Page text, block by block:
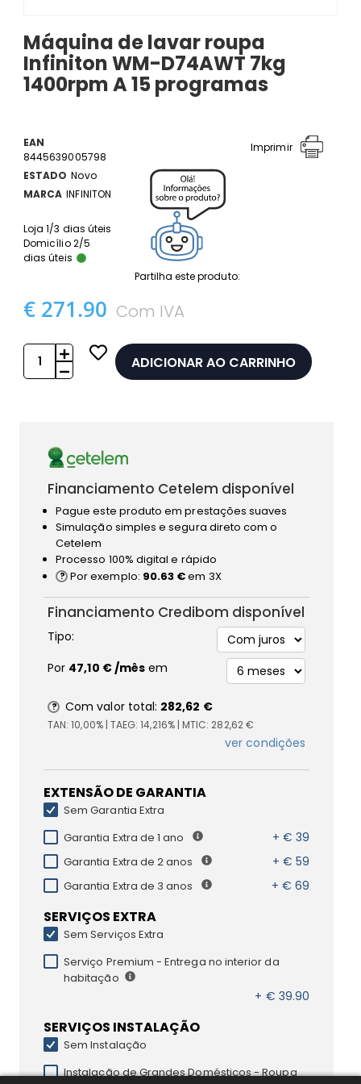
Máquina de lavar roupa
Infiniton WM-D74AWT 7kg
1400rpm A 15 programas
EAN
8445639005798
ESTADO Novo
MARCA INFINITON
Loja 1/3 dias úteis
Domicílio 2/5
dias úteis
Imprimir
Partilha este produto:
€ 271.90 Com IVA
ADICIONAR AO CARRINHO
Financiamento Cetelem disponível
Pague este produto em prestações suaves
Simulação simples e segura direto com o
Cetelem
Processo 100% digital e rápido
Por exemplo: 90.63 €em 3X
Financiamento Credibom disponível
Tipo:
Por 47,10 €/mês em
Com valor total: 282,62 €
TAN:10,00%| TAEG:14,216%| MTIC: 282,62 €
ver condições
EXTENSÃO DE GARANTIA
Sem Garantia Extra
Garantia Extra de 1 ano
+ € 39
Garantia Extra de 2 anos + € 59
Garantia Extra de 3 anos + € 69
SERVIÇOS EXTRA
Sem Serviços Extra
Serviço Premium - Entrega no interior da
habitação
+ € 39.90
SERVIÇOS INSTALAÇÃO
Sem Instalação
Instalação de Grandes Domésticos - Roupa